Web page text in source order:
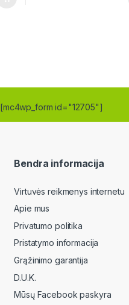
[mc4wp_form id="12705"]
Bendra informacija
Virtuvės reikmenys internetu
Apie mus
Privatumo politika
Pristatymo informacija
Grąžinimo garantija
D.U.K.
Mūsų Facebook paskyra